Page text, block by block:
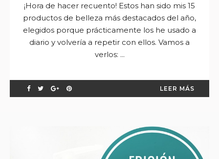
¡Hora de hacer recuento! Estos han sido mis 15
productos de belleza más destacados del año,
elegidos porque prácticamente los he usado a
diario y volvería a repetir con ellos. Vamos a
verlos: ...
LEER MÁS